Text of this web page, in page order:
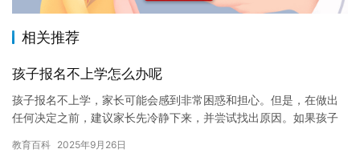
相关推荐
孩子报名不上学怎么办呢
孩子报名不上学，家长可能会感到非常困惑和担心。但是，在做出
任何决定之前，建议家长先冷静下来，并尝试找出原因。如果孩子
题。 1…
教育百科 2025年9月26日